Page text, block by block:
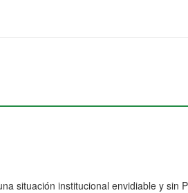
situación institucional envidiable y sin